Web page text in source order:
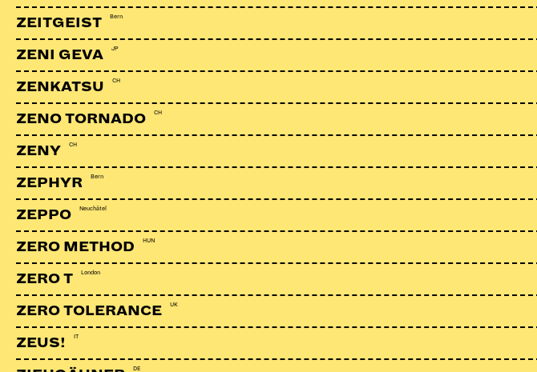
MISKA
ZEITGEIST Bern
ZENI GEVA JP
ZENKATSU CH
ZENO TORNADO CH
ZENY CH
ZEPHYR Bern
ZEPPO Neuchâtel
ZERO METHOD HUN
ZERO T London
ZERO TOLERANCE UK
ZEUS! IT
DE